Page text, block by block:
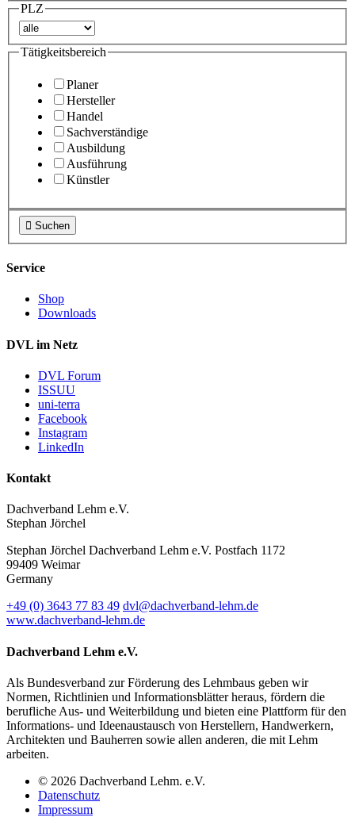
PLZ
Tätigkeitsbereich
Planer
Hersteller
Handel
Sachverständige
Ausbildung
Ausführung
Künstler
 Suchen
Service
Shop
Downloads
DVL im Netz
DVL Forum
ISSUU
uni-terra
Facebook
Instagram
LinkedIn
Kontakt
Dachverband Lehm e.V.
Stephan Jörchel
Stephan Jörchel Dachverband Lehm e.V. Postfach 1172
99409 Weimar
Germany
+49 (0) 3643 77 83 49 dvl@dachverband-lehm.de
www.dachverband-lehm.de
Dachverband Lehm e.V.
Als Bundesverband zur Förderung des Lehmbaus geben wir
Normen, Richtlinien und Informationsblätter heraus, fördern die
berufliche Aus- und Weiterbildung und bieten eine Plattform für den
Informations- und Ideenaustausch von Herstellern, Handwerkern,
Architekten und Bauherren sowie allen anderen, die mit Lehm
arbeiten.
© 2026 Dachverband Lehm. e.V.
Datenschutz
Impressum